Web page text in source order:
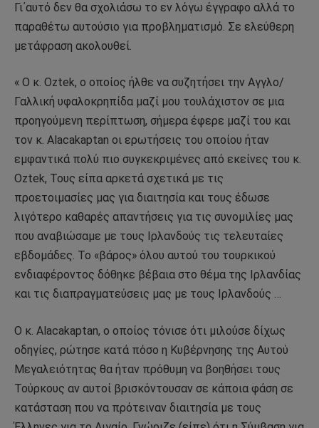
Γι΄αυτό δεν θα σχολιάσω το εν λόγω έγγραφο αλλά το
παραθέτω αυτούσιο για προβληματισμό. Σε ελεύθερη
μετάφραση ακολουθεί.
« Ο κ. Oztek, ο οποίος ήλθε να συζητήσει την Αγγλο/
Γαλλική υφαλοκρηπίδα μαζί μου τουλάχιστον σε μια
προηγούμενη περίπτωση, σήμερα έφερε μαζί του και
τον κ. Alacakaptan οι ερωτήσεις του οποίου ήταν
εμφαντικά πολύ πιο συγκεκριμένες από εκείνες του κ.
Oztek, Τους είπα αρκετά σχετικά με τις
προετοιμασίες μας για διαιτησία και τους έδωσε
λιγότερο καθαρές απαντήσεις για τις συνομιλίες μας
που αναβιώσαμε με τους Ιρλανδούς τις τελευταίες
εβδομάδες. Το «βάρος» όλου αυτού του τουρκικού
ενδιαφέροντος δόθηκε βέβαια στο θέμα της Ιρλανδίας
και τις διαπραγματεύσεις μας με τους Ιρλανδούς …
Ο κ. Alacakaptan, ο οποίος τόνισε ότι μιλούσε δίχως
οδηγίες, ρώτησε κατά πόσο η Κυβέρνησης της Αυτού
Μεγαλειότητας θα ήταν πρόθυμη να βοηθήσει τους
Τούρκους αν αυτοί βρισκόντουσαν σε κάποια φάση σε
κατάσταση που να πρότειναν διαιτησία με τους